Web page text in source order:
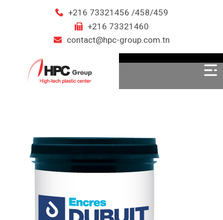
+216 73321456 /458/459
+216 73321460
contact@hpc-group.com.tn